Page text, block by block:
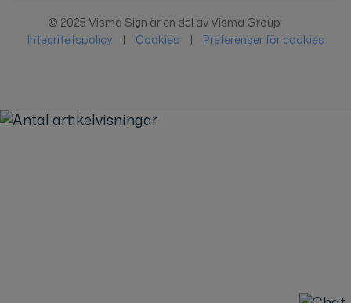
© 2025 Visma Sign är en del av Visma Group
Integritetspolicy
| Cookies | Preferenser för cookies